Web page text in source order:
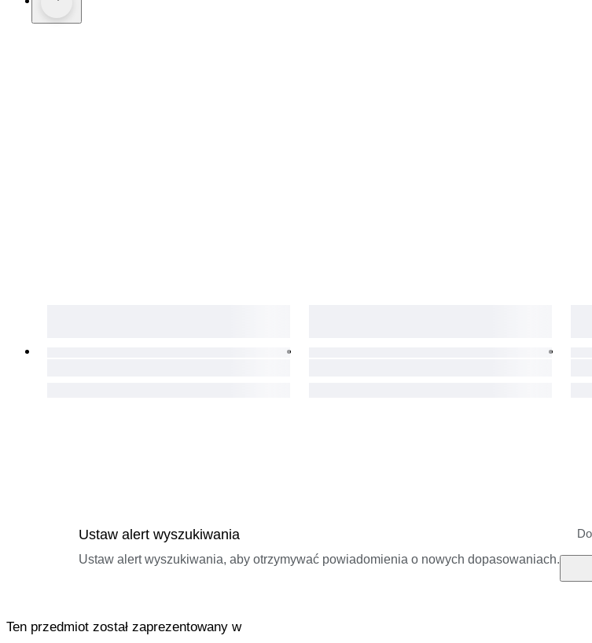
Ustaw alert wyszukiwania
Ustaw alert wyszukiwania, aby otrzymywać powiadomienia o nowych dopasowaniach.
Ten przedmiot został zaprezentowany w